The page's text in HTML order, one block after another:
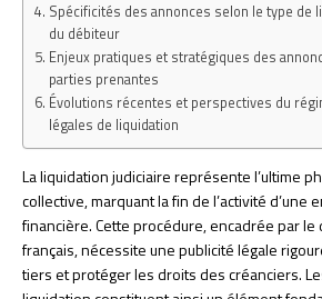
Spécificités des annonces selon le type de
du débiteur
Enjeux pratiques et stratégiques des
parties prenantes
Évolutions récentes et perspectives du
légales de liquidation
La liquidation judiciaire représente l’ultime
collective, marquant la fin de l’activité d’une
financière. Cette procédure, encadrée par le
français, nécessite une publicité légale
tiers et protéger les droits des créanciers.